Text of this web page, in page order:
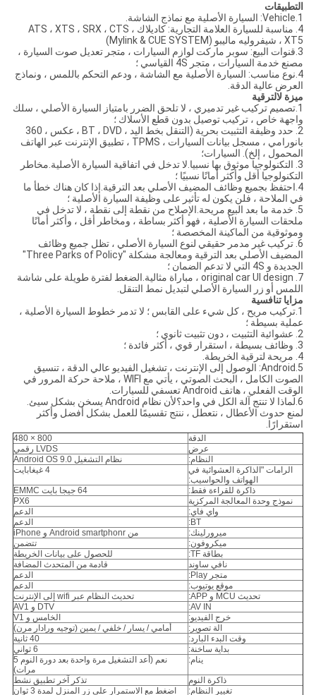
التطبيقات
1.Vehicle: السيارة الأصلية مع نماذج الشاشة.
4. مناسبة للسيارة العلامة التجارية: كاديلاك ATS ، XTS ، SRX ، CTS ،
XT5 ، شيفروليه ماليبو (Mylink & CUE SYSTEM)
3.قنوات البيع: سوبر ماركت لوازم السيارات ، متجر تعديل صوت السيارة ،
مصنع خدمة السيارات ، متجر 4S القياسي ؛
4.نوع مناسب: السيارة الأصلية مع الشاشة ، ودعم التحكم باللمس ، ونماذج
العرض عالية الدقة.
ميزة لالترقية
1.تصميم تركيب غير تدميري ، لا تلحق الضرر بامتياز السيارة الأصلي ، سلك
واجهة خاص ، تركيب توصيل بدون قطع الأسلاك ؛
2. حدد وظيفة التثبيت بحرية (التنقل بخط اليد ، BT ، DVD ، عكس ، 360
بانورامي ، مسجل بيانات السيارات ، TPMS ، تطبيق الإنترنت عبر الهاتف
المحمول ، إلخ). السيارات؛
3. التكنولوجيا موثوق بها نسبيا.لا تدخل في اتفاقية السيارة الأصلية.مخاطر
التكنولوجيا أقل وأكثر أمانًا نسبيًا ؛
4.احتفظ بجميع وظائف المضيف الأصلي بعد الترقية.إذا كان هناك خطأ ما
في الملاحة ، فلن يكون له تأثير على وظيفة السيارة الأصلية ؛
5. خدمة ما بعد البيع مريحة.الإصلاح من نقطة إلى نقطة ، لا تدخل في
ملحقات السيارة الأصلية ، فهو أكثر بساطة ، ومخاطر أقل ، وأكثر أمانًا
وموثوقية من الماكينة المخصصة ؛
6. تركيب غير مدمر حقيقي لنوع السيارة الأصلي ، تظل جميع وظائف
المضيف الأصلي بعد الترقية ومعالجة مشكلة "Three Parks of Policy"
الجديدة و 4S التي لا تدعم الضمان ؛
7. original car UI design ، مباراة مثالية.الضغط لفترة طويلة على شاشة
اللمس أو زر السيارة الأصلي لتبديل نمط التنقل.
مزايا تنافسية
1.تركيب مريح ، كل شيء على القابس ؛ لا تدمر خطوط السيارة الأصلية ،
عملية بسيطة ؛
2. عشوائية التثبيت ، دون تثبيت ثانوي ؛
3. وظائف بسيطة ، استقرار قوي ، أكثر فائدة ؛
4. مريحة لترقية الخريطة.
5.Android: الوصول إلى الإنترنت ، تشغيل الفيديو عالي الدقة ، تنسيق
الصوت الكامل ، البحث الصوتي ، يأتي مع WIFI ، ملاحة حركة المرور في
الوقت الفعلي ، هاتف Android تعسفي للسيارات.
6.لماذا لا تنتج آلة الكل في واحد؟لأن نظام Android يسخن بشكل سيئ.
لمنع حدوث الأعطال ، نتعطل ، ننتج تقسيمًا للعمل بشكل أفضل وأكثر
استقرارًا.
الدقة
800 × 480
عرض
LVDS رقمي
النظام:
نظام التشغيل Android OS 9.0
الرامات "الذاكرة العشوائية في
الهواتف والحواسيب:
4 غيغابايت
ذاكرة للقراءة فقط:
64 جيجا بايت EMMC
نموذج وحدة المعالجة المركزية
PX6
واي فاي:
الدعم
BT:
الدعم
ميرورلينك:
من Android smartphonr و iPhone
ميكروفون:
تتضمن
بطاقة TF:
للحصول على بيانات الخريطة
نافي ساوند
قادمة من المتحدث المضافة
متجر Play:
الدعم
موقع يوتيوب:
الدعم
تحديث MCU و APP:
تحديث النظام عبر wifi إلى الإنترنت
AV IN:
DTV و AV1
خرج الفيديو:
الخامس و V1
الة تصوير:
أمامي / يسار / خلفي / يمين (توجيه ورادار مرن)
وقت البدء البارد:
40 ثانية
بداية ساخنة:
6 ثواني
ينام:
نعم (أعد التشغيل مرة واحدة بعد دورة النوم 5
مرات)
ذاكرة النوم
تذكر آخر تطبيق نشط
تغيير النظام:
اضغط مع الاستمرار على زر المنزل لمدة 3 ثوانٍ